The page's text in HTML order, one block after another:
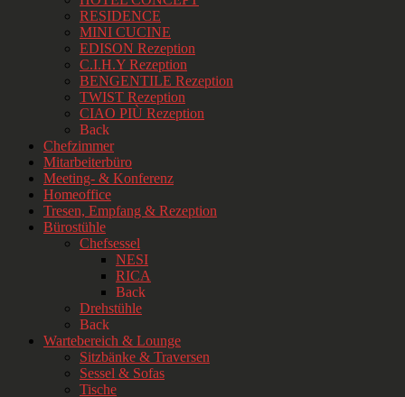
RESIDENCE
MINI CUCINE
EDISON Rezeption
C.I.H.Y Rezeption
BENGENTILE Rezeption
TWIST Rezeption
CIAO PIÙ Rezeption
Back
Chefzimmer
Mitarbeiterbüro
Meeting- & Konferenz
Homeoffice
Tresen, Empfang & Rezeption
Bürostühle
Chefsessel
NESI
RICA
Back
Drehstühle
Back
Wartebereich & Lounge
Sitzbänke & Traversen
Sessel & Sofas
Tische